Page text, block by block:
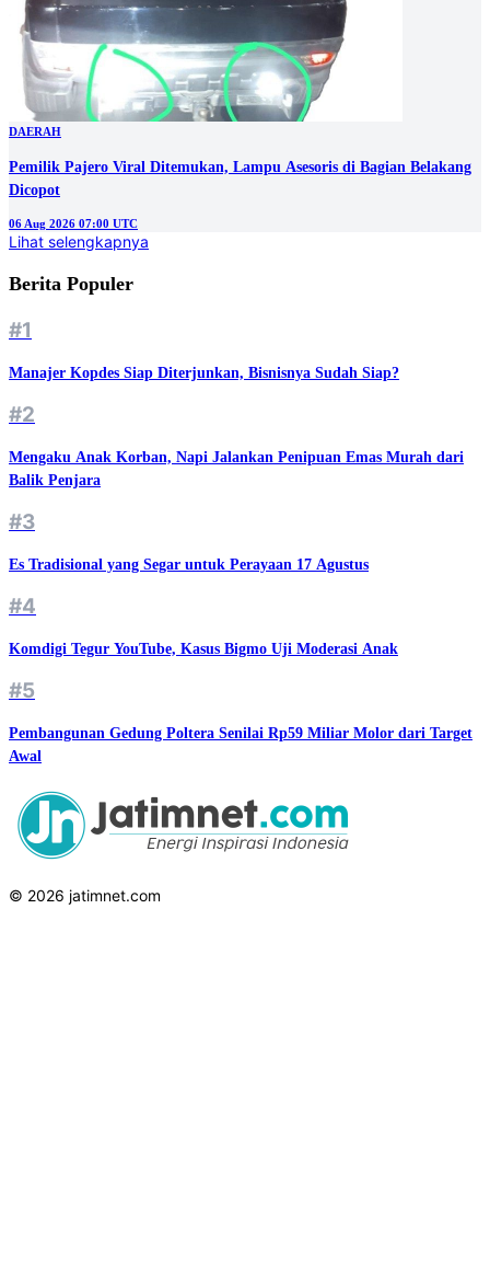
DAERAH
Pemilik Pajero Viral Ditemukan, Lampu Asesoris di Bagian Belakang
Dicopot
06 Aug 2026 07:00 UTC
Lihat selengkapnya
Berita Populer
#1
Manajer Kopdes Siap Diterjunkan, Bisnisnya Sudah Siap?
#2
Mengaku Anak Korban, Napi Jalankan Penipuan Emas Murah dari
Balik Penjara
#3
Es Tradisional yang Segar untuk Perayaan 17 Agustus
#4
Komdigi Tegur YouTube, Kasus Bigmo Uji Moderasi Anak
#5
Pembangunan Gedung Poltera Senilai Rp59 Miliar Molor dari Target
Awal
© 2026 jatimnet.com